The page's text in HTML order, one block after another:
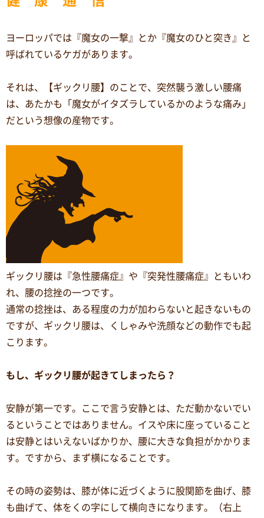
ヨーロッパでは『魔女の一撃』とか『魔女のひと突き』と
呼ばれているケガがあります。
それは、【ギックリ腰】のことで、突然襲う激しい腰痛
は、あたかも「魔女がイタズラしているかのような痛み」
だという想像の産物です。
ギックリ腰は『急性腰痛症』や『突発性腰痛症』ともいわ
れ、腰の捻挫の一つです。
通常の捻挫は、ある程度の力が加わらないと起きないもの
ですが、ギックリ腰は、くしゃみや洗顔などの動作でも起
こります。
もし、ギックリ腰が起きてしまったら？
安静が第一です。ここで言う安静とは、ただ動かないでい
るということではありません。イスや床に座っていること
は安静とはいえないばかりか、腰に大きな負担がかかりま
す。ですから、まず横になることです。
その時の姿勢は、膝が体に近づくように股関節を曲げ、膝
も曲げて、体をくの字にして横向きになります。（右上